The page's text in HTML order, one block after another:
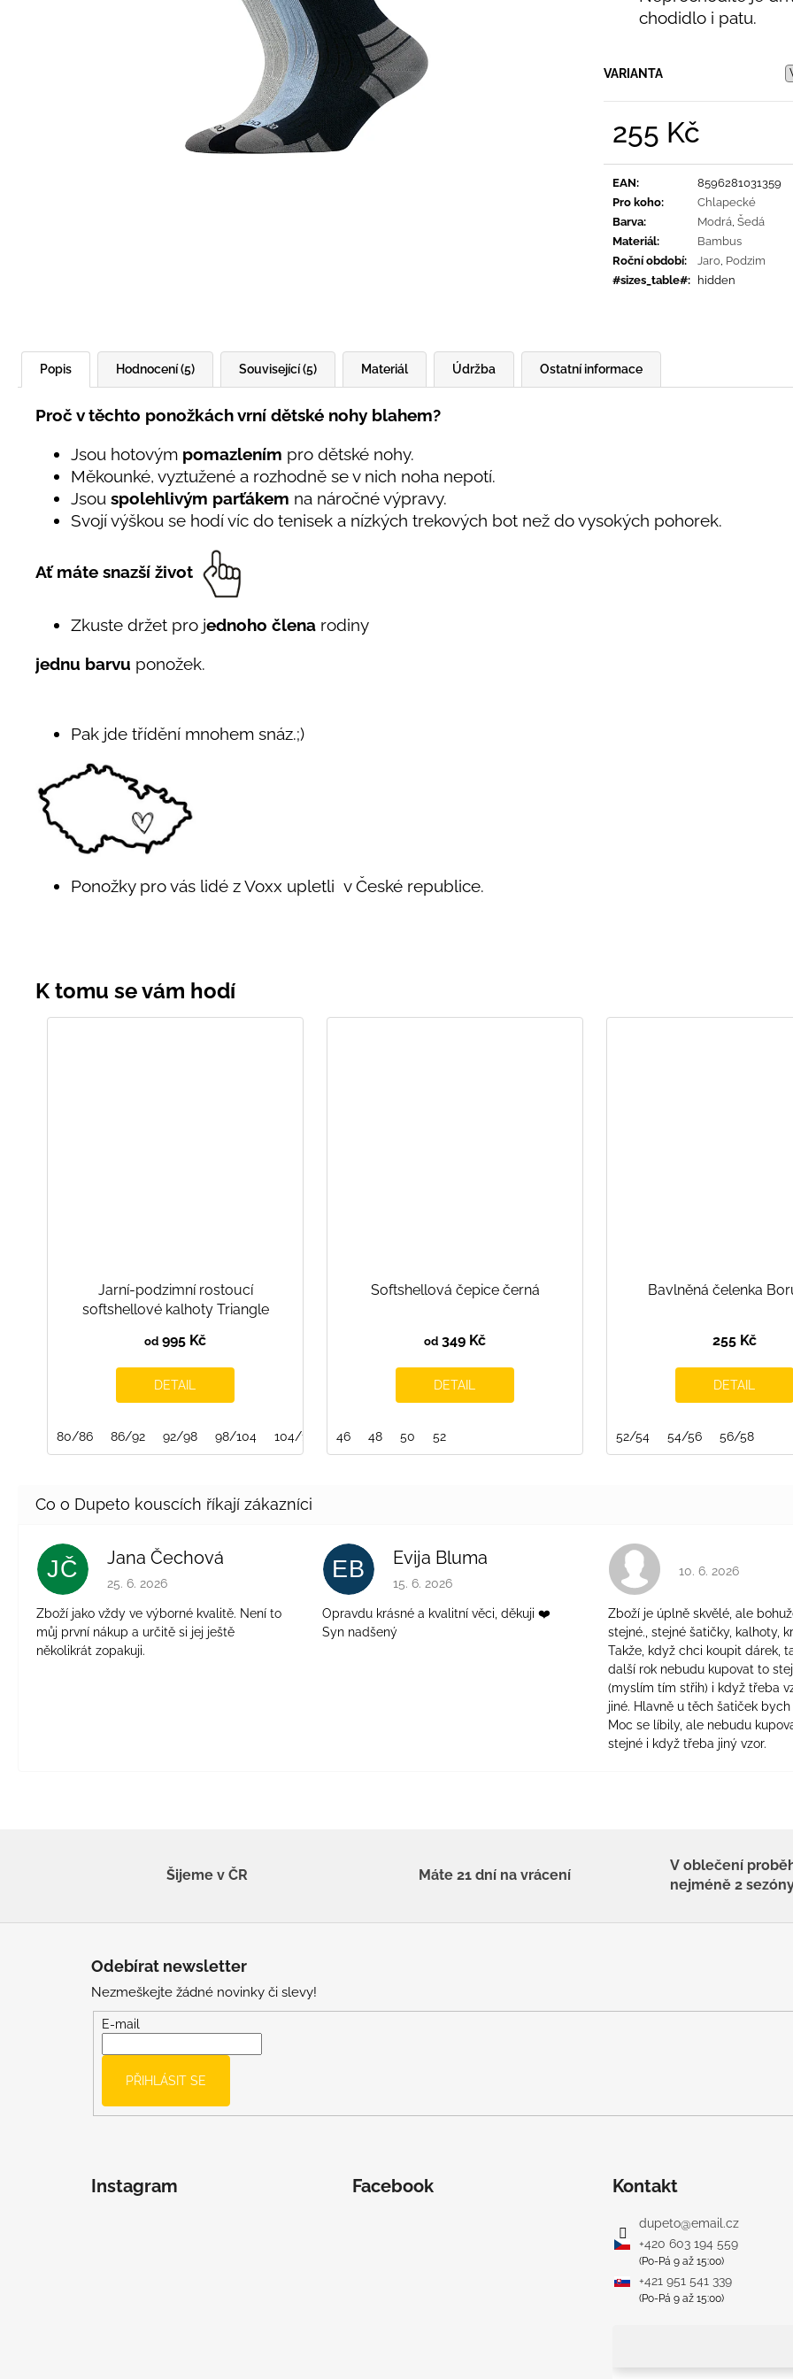
chodidlo i patu.
VARIANTA
255 Kč
EAN:
8596281031359
Pro koho:
Chlapecké
Barva: Modrá Šedá
Materiál:
Bambus
Roční období: Jaro Podzim
#sizes_table#: hidden
Popis Hodnocení (5) Související (5) Ostatní informace
Materiál Údržba
Proč v těchto ponožkách vrní dětské nohy blahem?
Jsou hotovým pomazlením pro dětské nohy.
Měkounké, vyztužené a rozhodně se v nich noha nepotí.
Jsou spolehlivým parťákem na náročné výpravy.
Svojí výškou se hodí víc do tenisek a nízkých trekových bot než do vysokých pohorek.
Ať máte snazší život
Zkuste držet pro jednoho člena rodiny
jednu barvu ponožek.
Pak jde třídění mnohem snáz.;)
Ponožky pro vás lidé z Voxx upletli v České republice.
Jarní-podzimní rostoucí
softshellové kalhoty Triangle
od 995 Kč
DETAIL
80/86 86/92 92/98 98/104 104/110 110/116 116/122 134/140 146/152
Softshellová čepice černá
od 349 Kč
DETAIL
46 48 50 52
Bavlněná čelenka
255 Kč
DETAIL
52/54 54/56 56/58
JČ Jana Čechová
Hodnocení obchodu je 5 z 5 hvězdiček.
25. 6. 2026
Zboží jako vždy ve výborné kvalitě. Není to
můj první nákup a určitě si jej ještě
několikrát zopakuji.
EB Evija Bluma
Hodnocení obchodu je 5 z 5 hvězdiček.
15. 6. 2026
Opravdu krásné a kvalitní věci, děkuji ❤️
Syn nadšený
Hodnocení
10. 6. 2026
Zboží je úplně skvělé, ale
stejné., stejné šatičky, kalhoty,
Takže, když chci koupit dárek,
další rok nebudu kupovat to
(myslím tím střih) i když třeba
jiné. Hlavně u těch šatiček
Moc se líbily, ale nebudu
stejné i když třeba jiný vzor.
435 Kč
Šijeme v ČR Máte 21 dní na vrácení
V oblečení
nejméně 2
Odebírat newsletter
Nezmeškejte žádné novinky či slevy!
E-mail
PŘIHLÁSIT SE
Instagram Facebook Kontakt
dupeto@email.cz
+420 603 194 559
(Po-Pá 9 až 15:00)
+421 951 541 339
(Po-Pá 9 až 15:00)